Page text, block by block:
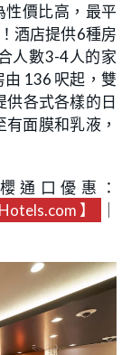
性價比高，最平
酒店提供6種房
人數3-4人的家
136 呎起，雙
供各式各樣的日
面膜和乳液，
通口優惠：
Hotels.com】